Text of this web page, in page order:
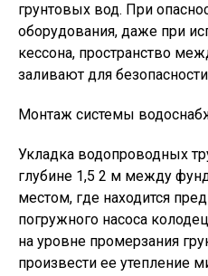
грунтовых вод. При
оборудования, даже при
кессона, пространство
заливают для
Монтаж системы
Укладка водопроводных
глубине 1,5 2 м между
местом, где находится
погружного насоса
на уровне промерзания
произвести ее утепление